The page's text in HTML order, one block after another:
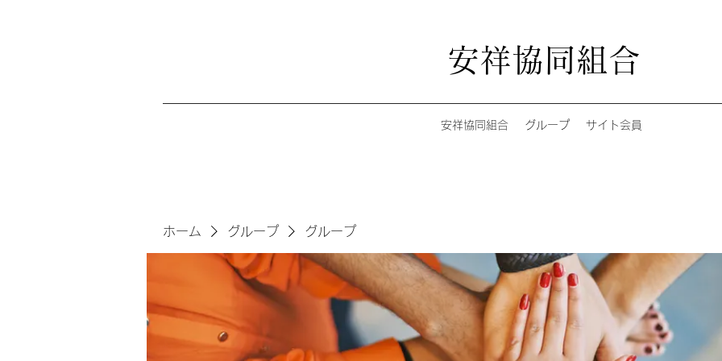
安祥協同組合
安祥協同組合 グループ サイト会員
ホーム グループ グループ